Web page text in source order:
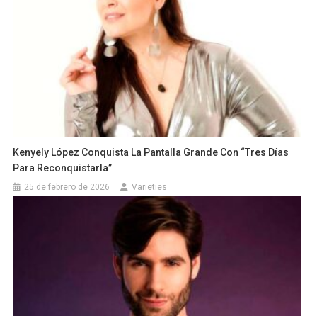
Kenyely López Conquista La Pantalla Grande Con “Tres Días
Para Reconquistarla”
25 de febrero de 2026 Varieties